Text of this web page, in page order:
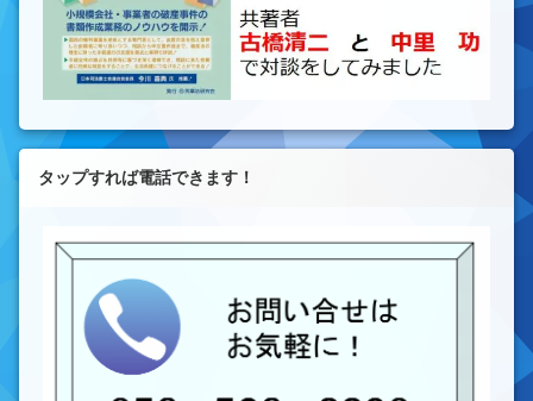
タップすれば電話できます！